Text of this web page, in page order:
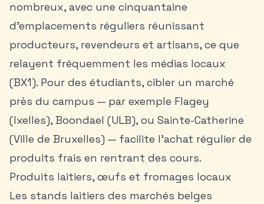
nombreux, avec une cinquantaine
d’emplacements réguliers réunissant
producteurs, revendeurs et artisans, ce que
relayent fréquemment les médias locaux
(BX1). Pour des étudiants, cibler un marché
près du campus — par exemple Flagey
(Ixelles), Boondael (ULB), ou Sainte-Catherine
(Ville de Bruxelles) — facilite l’achat régulier de
produits frais en rentrant des cours.
Produits laitiers, œufs et fromages locaux
Les stands laitiers des marchés belges